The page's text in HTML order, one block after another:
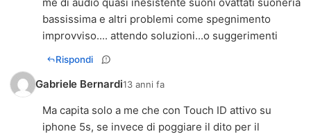
bassissima e altri problemi come spegnimento
improvviso.... attendo soluzioni...o suggerimenti
Rispondi
Gabriele Bernardi13 anni fa
Ma capita solo a me che con Touch ID attivo su
iphone 5s, se invece di poggiare il dito per il